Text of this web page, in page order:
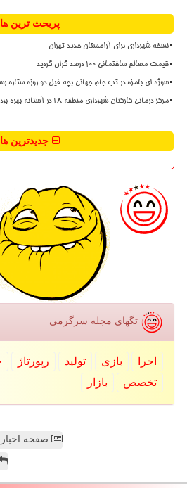
پربحث ترین ها
نسخه شهرداری برای آرامستان جدید تهران
قیمت مصالح ساختمانی ۱۰۰ درصد گران گردید
سوژه ای بامزه در تب جام جهانی بچه فیل دو روزه ستاره
مرکز درمانی کارکنان شهرداری منطقه ۱۸ در آستانه بهره برداری
جدیدترین ها
تگهای مجله سرگرمی
اجرا بازی تولید رپورتاژ
تخصص
بازار
صفحه اخبار